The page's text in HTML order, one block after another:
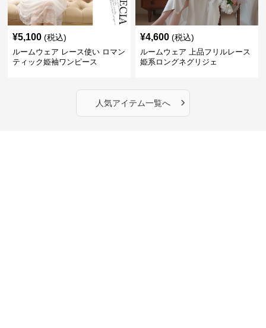
¥5,100 (税込)
ルームウェア レース使い ロマン
ティック姫袖ワンピース
¥4,600 (税込)
ルームウェア 上品フリルレース
姫系ロングネグリジェ
人気アイテム一覧へ ›